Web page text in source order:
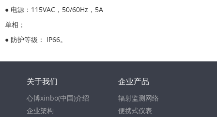
● 电源：115VAC，50/60Hz，5A
单相；
● 防护等级： IP66。
关于我们
心博xinbo(中国)介绍
企业架构
企业产品
辐射监测网络
便携式仪表